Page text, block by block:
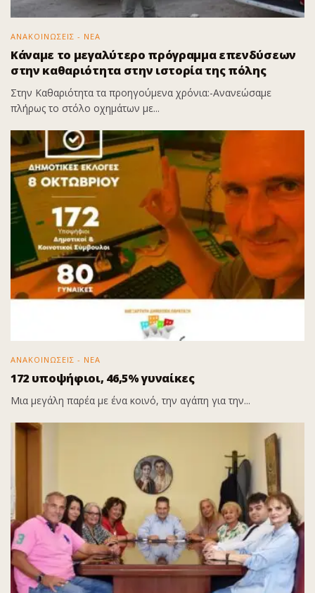
ΑΝΑΚΟΙΝΩΣΕΙΣ - ΝΕΑ
Κάναμε το μεγαλύτερο πρόγραμμα επενδύσεων
στην καθαριότητα στην ιστορία της πόλης
Στην Καθαριότητα τα προηγούμενα χρόνια:-Ανανεώσαμε
πλήρως το στόλο οχημάτων με...
ΑΝΑΚΟΙΝΩΣΕΙΣ - ΝΕΑ
172 υποψήφιοι, 46,5% γυναίκες
Μια μεγάλη παρέα με ένα κοινό, την αγάπη για την...